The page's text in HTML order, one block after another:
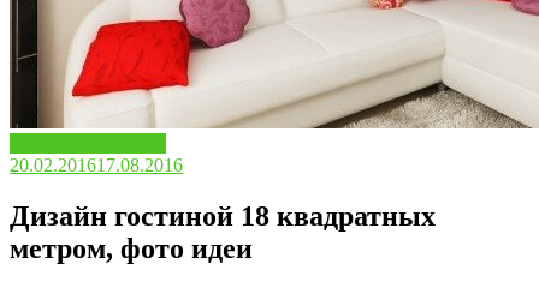
20.02.201617.08.2016
Дизайн гостиной 18 квадратных
метром, фото идеи